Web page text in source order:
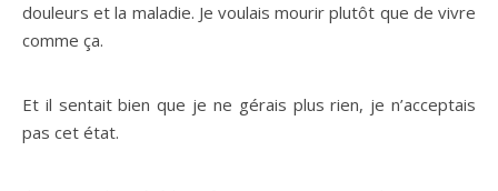
douleurs et la maladie. Je voulais mourir plutôt que de vivre
comme ça.
Et il sentait bien que je ne gérais plus rien, je n’acceptais
pas cet état.